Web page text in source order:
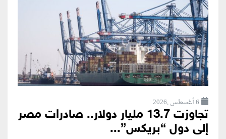
6 أغسطس ,2026
تجاوزت 13.7 مليار دولار.. صادرات مصر
إلى دول “بريكس”...